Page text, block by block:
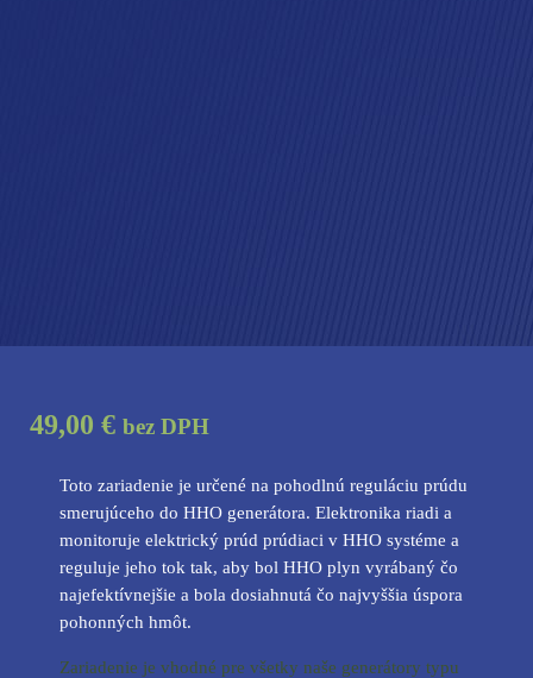
49,00 € bez DPH
Toto zariadenie je určené na pohodlnú reguláciu prúdu
smerujúceho do HHO generátora. Elektronika riadi a
monitoruje elektrický prúd prúdiaci v HHO systéme a
reguluje jeho tok tak, aby bol HHO plyn vyrábaný čo
najefektívnejšie a bola dosiahnutá čo najvyššia úspora
pohonných hmôt.
Zariadenie je vhodné pre všetky naše generátory typu